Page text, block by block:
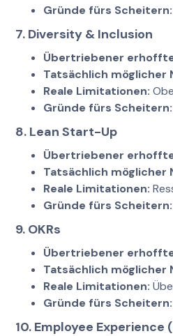
Gründe fürs Scheitern:
7. Diversity & Inclusion
Übertriebener
Tatsächlich möglicher
Reale Limitationen:
Gründe fürs Scheitern:
8. Lean Start-Up
Übertriebener
Tatsächlich möglicher
Reale Limitationen:
Gründe fürs Scheitern:
9. OKRs
Übertriebener
Tatsächlich möglicher
Reale Limitationen:
Gründe fürs Scheitern:
10. Employee Experience